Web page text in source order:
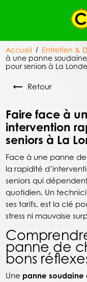
Accueil Entretien &
à une panne
pour seniors à La
Retour
Faire face à
intervention
seniors à La
Face à une panne
la rapidité
seniors qui
quotidien. Un
ses tarifs, est la clé
stress ni mauvaise
panne de
bons
Une panne